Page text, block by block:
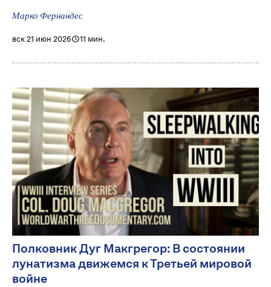
Марко Фернандес
вск 21 июн 2026 11 мин.
Полковник Дуг Макгрегор: В состоянии
лунатизма движемся к Третьей мировой
войне